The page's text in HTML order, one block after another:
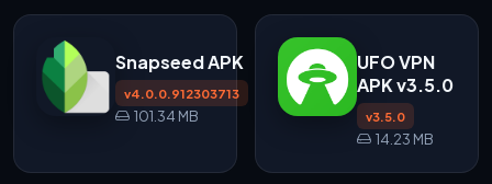
Snapseed APK
v4.0.0.912303713
101.34 MB
UFO VPN
APK v3.5.0
v3.5.0
14.23 MB